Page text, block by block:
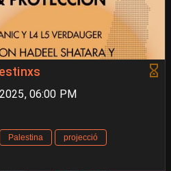
06:00 PM
Palestina
projecció